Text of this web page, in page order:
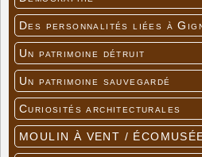
Des personnalités liées à
Un patrimoine détruit
Un patrimoine sauvegardé
Curiosités architecturales
MOULIN À VENT /